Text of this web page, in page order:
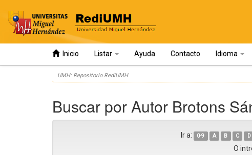
Inicio Listar Ayuda Contacto Idioma
UMH: Repositorio RediUMH
Buscar por Autor Brotons
Ir a: 0-9 A B C D
O